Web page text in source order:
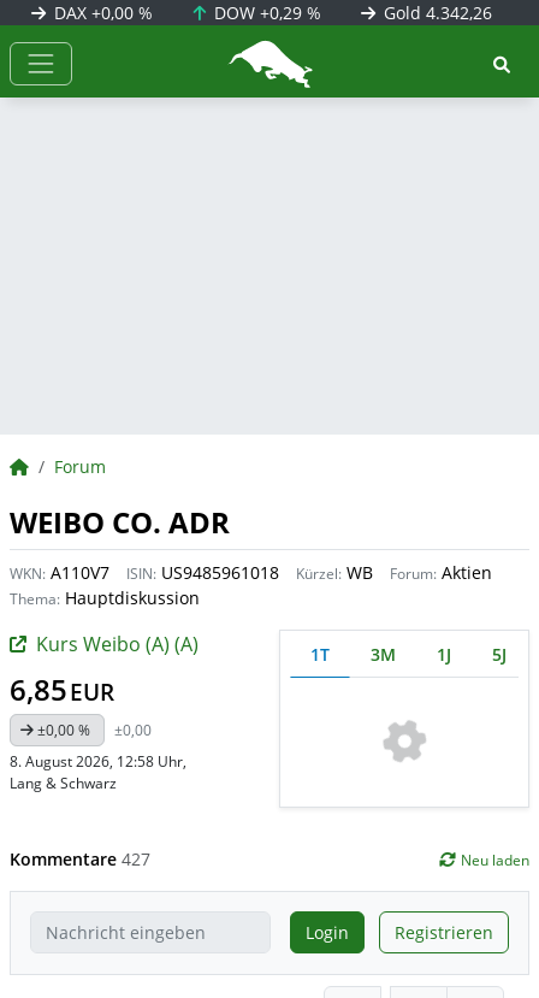
DAX +0,00 % DOW+0,29 % Gold 4.342,26
BörsenNEWS.de
BörsenNEWS.de
Forum
WEIBO CO. ADR
WKN: A110V7 ISIN: US9485961018 Kürzel: WB Forum: Aktien
Thema: Hauptdiskussion
Kurs Weibo (A) (A)
6,85EUR
±0,00 %
±0,00
8. August 2026, 12:58 Uhr,
Lang & Schwarz
1T 3M 1J 5J
Kommentare 427 Neu laden
Login Registrieren